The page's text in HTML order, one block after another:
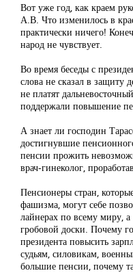
Вот уже год, как краем
А.В. Что изменилось в
практически ничего!
народ не чувствует.
Во время беседы с
слова не сказал в защиту
не платят
поддержали повышение
А знает ли господин
достигнувшие
пенсии прожить
врач-гинеколог,
Пенсионеры стран,
фашизма, могут себе
лайнерах по всему миру,
гробовой доски. Почему
президента повысить
судьям, силовикам,
большие пенсии, почему